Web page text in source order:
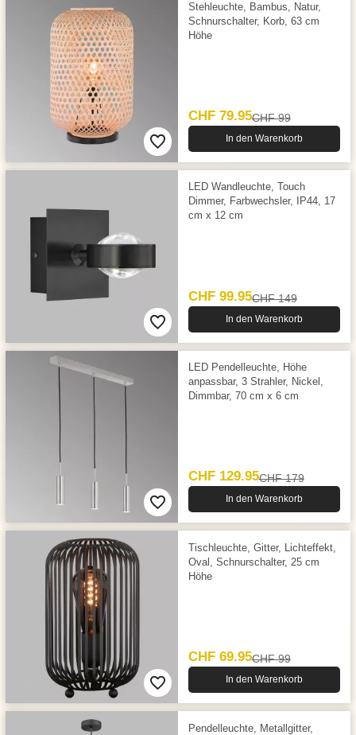
Stehleuchte, Bambus, Natur,
Schnurschalter, Korb, 63 cm
Höhe
CHF 79.95CHF 99
In den Warenkorb
LED Wandleuchte, Touch
Dimmer, Farbwechsler, IP44, 17
cm x 12 cm
CHF 99.95CHF 149
In den Warenkorb
LED Pendelleuchte, Höhe
anpassbar, 3 Strahler, Nickel,
Dimmbar, 70 cm x 6 cm
CHF 129.95CHF 179
In den Warenkorb
Tischleuchte, Gitter, Lichteffekt,
Oval, Schnurschalter, 25 cm
Höhe
CHF 69.95CHF 99
In den Warenkorb
Pendelleuchte, Metallgitter,